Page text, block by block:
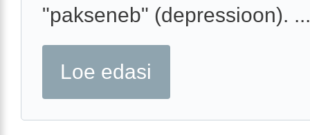
"pakseneb" (depressioon). ...
Loe edasi